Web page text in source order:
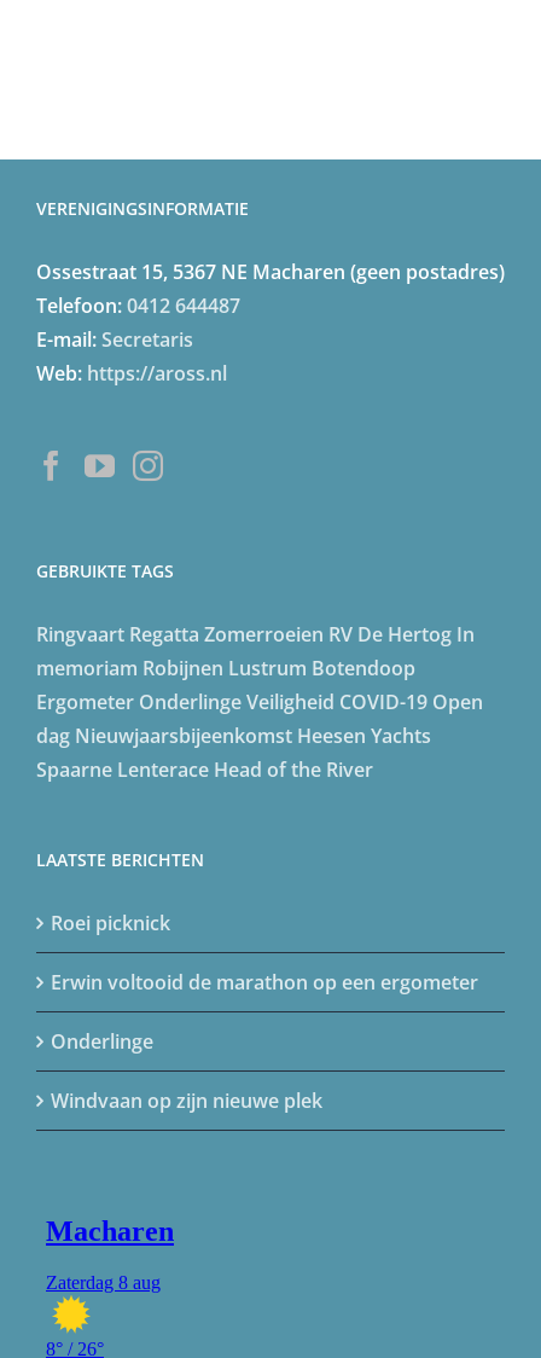
VERENIGINGSINFORMATIE
Ossestraat 15, 5367 NE Macharen (geen postadres)
Telefoon:0412 644487
E-mail:Secretaris
Web: https://aross.nl
GEBRUIKTE TAGS
Ringvaart Regatta Zomerroeien RV De Hertog In
memoriam Robijnen Lustrum Botendoop
Ergometer OnderlingeVeiligheid COVID-19 Open
dag Nieuwjaarsbijeenkomst Heesen Yachts
Spaarne Lenterace Head of the River
LAATSTE BERICHTEN
Roei picknick
Erwin voltooid de marathon op een ergometer
Onderlinge
Windvaan op zijn nieuwe plek